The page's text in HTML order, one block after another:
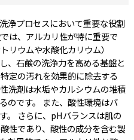
浄プロセスにおいて重要な役割
は、アルカリ性が特に重要で
リウムや水酸化カリウム）
、石鹸の洗浄力を高める基盤と
定の汚れを効果的に除去する
洗剤は水垢やカルシウムの堆積
のです。 また、酸性環境はバ
。 さらに、pHバランスは肌の
性であり、酸性の成分を含む製